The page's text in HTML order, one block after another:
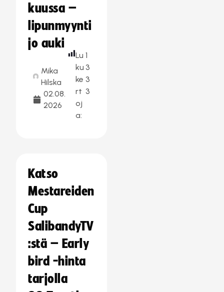
kuussa –
lipunmyynti
jo auki
Mika
Hilska
02.08.
2026
Lu
ku
ke
rt
oj
a:
1
3
3
3
Katso
Mestareiden
Cup
SalibandyTV
:stä – Early
bird -hinta
tarjolla